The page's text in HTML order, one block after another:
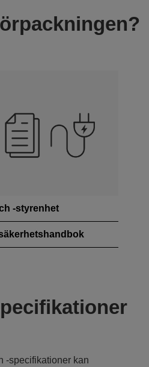
-styrenhet
-specifikationer kan